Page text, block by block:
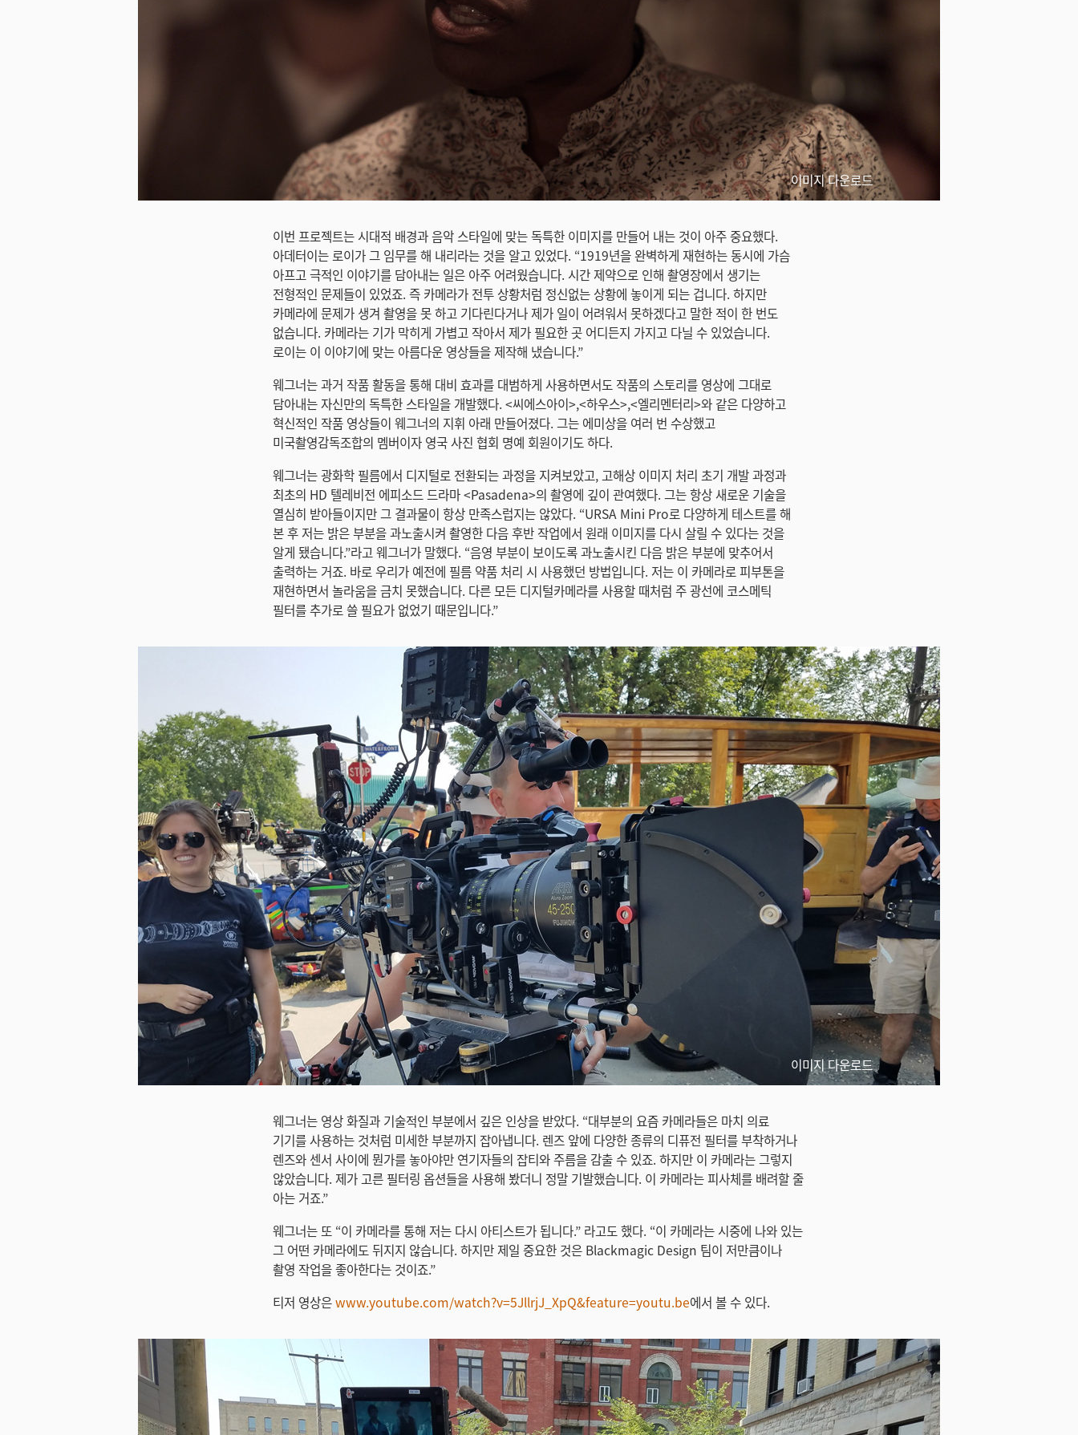
이미지 다운로드
이번 프로젝트는 시대적 배경과 음악 스타일에 맞는 독특한 이미지를 만들어 내는 것이 아주 중요했다.
아데터이는 로이가 그 임무를 해 내리라는 것을 알고 있었다. “1919년을 완벽하게 재현하는 동시에 가슴
아프고 극적인 이야기를 담아내는 일은 아주 어려웠습니다. 시간 제약으로 인해 촬영장에서 생기는
전형적인 문제들이 있었죠. 즉 카메라가 전투 상황처럼 정신없는 상황에 놓이게 되는 겁니다. 하지만
카메라에 문제가 생겨 촬영을 못 하고 기다린다거나 제가 일이 어려워서 못하겠다고 말한 적이 한 번도
없습니다. 카메라는 기가 막히게 가볍고 작아서 제가 필요한 곳 어디든지 가지고 다닐 수 있었습니다.
로이는 이 이야기에 맞는 아름다운 영상들을 제작해 냈습니다.”
웨그너는 과거 작품 활동을 통해 대비 효과를 대범하게 사용하면서도 작품의 스토리를 영상에 그대로
담아내는 자신만의 독특한 스타일을 개발했다. <씨에스아이>,<하우스>,<엘리멘터리>와 같은 다양하고
혁신적인 작품 영상들이 웨그너의 지휘 아래 만들어졌다. 그는 에미상을 여러 번 수상했고
미국촬영감독조합의 멤버이자 영국 사진 협회 명예 회원이기도 하다.
웨그너는 광화학 필름에서 디지털로 전환되는 과정을 지켜보았고, 고해상 이미지 처리 초기 개발 과정과
최초의 HD 텔레비전 에피소드 드라마 <Pasadena>의 촬영에 깊이 관여했다. 그는 항상 새로운 기술을
열심히 받아들이지만 그 결과물이 항상 만족스럽지는 않았다. “URSA Mini Pro로 다양하게 테스트를 해
본 후 저는 밝은 부분을 과노출시켜 촬영한 다음 후반 작업에서 원래 이미지를 다시 살릴 수 있다는 것을
알게 됐습니다.”라고 웨그너가 말했다. “음영 부분이 보이도록 과노출시킨 다음 밝은 부분에 맞추어서
출력하는 거죠. 바로 우리가 예전에 필름 약품 처리 시 사용했던 방법입니다. 저는 이 카메라로 피부톤을
재현하면서 놀라움을 금치 못했습니다. 다른 모든 디지털카메라를 사용할 때처럼 주 광선에 코스메틱
필터를 추가로 쓸 필요가 없었기 때문입니다.”
이미지 다운로드
웨그너는 영상 화질과 기술적인 부분에서 깊은 인상을 받았다. “대부분의 요즘 카메라들은 마치 의료
기기를 사용하는 것처럼 미세한 부분까지 잡아냅니다. 렌즈 앞에 다양한 종류의 디퓨전 필터를 부착하거나
렌즈와 센서 사이에 뭔가를 놓아야만 연기자들의 잡티와 주름을 감출 수 있죠. 하지만 이 카메라는 그렇지
않았습니다. 제가 고른 필터링 옵션들을 사용해 봤더니 정말 기발했습니다. 이 카메라는 피사체를 배려할 줄
아는 거죠.”
웨그너는 또 “이 카메라를 통해 저는 다시 아티스트가 됩니다.” 라고도 했다. “이 카메라는 시중에 나와 있는
그 어떤 카메라에도 뒤지지 않습니다. 하지만 제일 중요한 것은 Blackmagic Design 팀이 저만큼이나
촬영 작업을 좋아한다는 것이죠.”
티저 영상은www.youtube.com/watch?v=5JllrjJ_XpQ&feature=youtu.be에서 볼 수 있다.